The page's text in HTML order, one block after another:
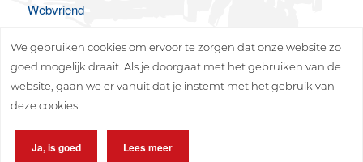
Webvriend
We gebruiken cookies om ervoor te zorgen dat onze website zo
goed mogelijk draait. Als je doorgaat met het gebruiken van de
website, gaan we er vanuit dat je instemt met het gebruik van
deze cookies.
Ja, is goed Lees meer